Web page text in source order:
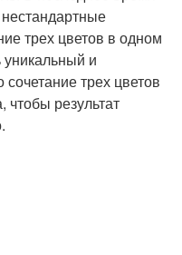
трех цветов в одном
уникальный и
трех цветов
чтобы результат